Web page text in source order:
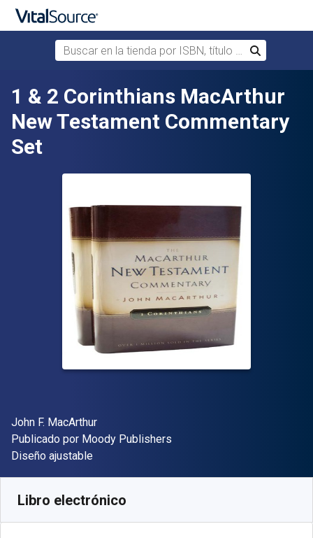
Saltar al contenido principal
Buscar en la tienda por ISBN, título o autor
Buscar
1 & 2 Corinthians MacArthur
New Testament Commentary
Set
Autor(es)
John F. MacArthur
Editor
Publicado por Moody Publishers
Formato
Diseño ajustable
Libro electrónico